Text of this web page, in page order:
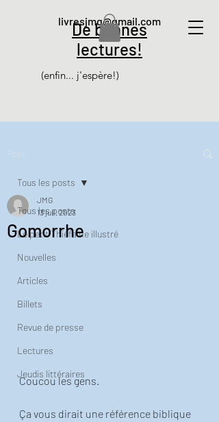
De bonnes
lectures!
(enfin... j'espère!)
livresjmg@gmail.com
Tous les posts
Le petit Thiéfaine illustré
Nouvelles
Articles
Billets
Revue de presse
Lectures
Jeudis littéraires
Tous les posts
Gomorrhe
JMG
13 juil. 2023
Coucou les gens.
Ça vous dirait une référence biblique